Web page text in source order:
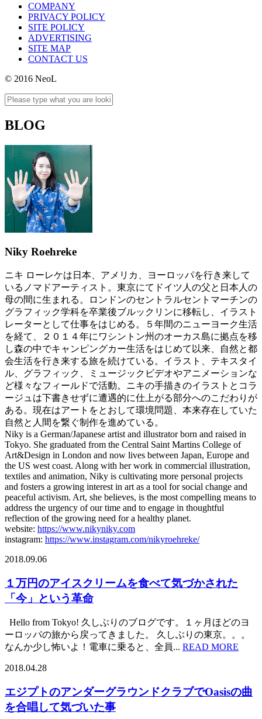
COMPANY
PRIVACY POLICY
SITE POLICY
ADVERTISING
SITE MAP
CONTACT US
© 2016 NeoL
BLOG
Niky Roehreke
ニキ ローレケは日本、アメリカ、ヨーロッパを行き来して
いるノマドアーティスト。東京にてドイツ人の父と日本人の
母の間に生まれる。ロンドンのセントラルセントマーチンの
グラフィック学科を卒業後ブルックリンに移転し、イラスト
レーターとして仕事をはじめる。５年間のニューヨーク生活
を経て、２０１４年にワシントン州のオーカス島に拠点を移
し森の中でキャンピングカー生活をはじめて以来、自然と都
会生活を行き来する旅を続けている。イラスト、テキスタイ
ル、グラフィック、ミュージックビデオやアニメーションな
ど様々なフィールドで活動。ニキの手描きのイラストとコラ
ージュは下書きせずに遭遇的に仕上がる部分へのこだわりが
ある。現在はアートをとおして環境問題、本来存在していた
自然と人間を繋ぐ制作を進めている。
Niky is a German/Japanese artist and illustrator born and raised in
Tokyo. She graduated from the Central Saint Martins College of
Art&Design in London and now lives between Japan, Europe and
the US west coast. Along with her work in commercial illustration,
textiles and animation, Niky is cultivating more personal projects
and fosters a growing interest in art as a tool for social change and
peaceful activism. Art, she believes, is the most compelling means to
address the urgency of our time and to engage in thoughtful
reflection of the growing need for a healthy planet.
website: https://www.nikyniky.com
instagram: https://www.instagram.com/nikyroehreke/
2018.09.06
１万円のアイスクリームを食べて気づかされた
「今」という革命
Hello from Tokyo! 久しぶりのブログです。１ヶ月ほどのヨ
ーロッパの旅から戻ってきました。 久しぶりの東京。。。
なんか少し怖いよ！電車に乗ると、全員... READ MORE
2018.04.28
エジプトのアンダーグラウンドクラブでOasisの曲
を合唱して気づいた事